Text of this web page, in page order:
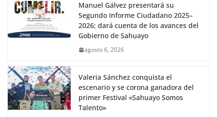
Manuel Gálvez presentará su
Segundo Informe Ciudadano 2025–
2026; dará cuenta de los avances del
Gobierno de Sahuayo
agosto 6, 2026
Valeria Sánchez conquista el
escenario y se corona ganadora del
primer Festival «Sahuayo Somos
Talento»